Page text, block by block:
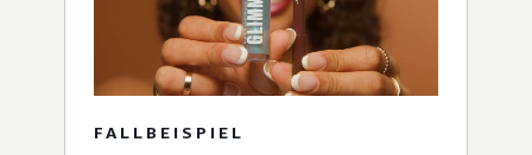
FALLBEISPIEL